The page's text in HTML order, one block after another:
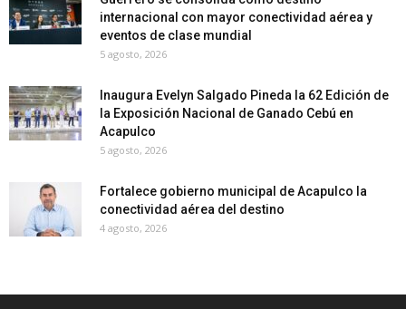
internacional con mayor conectividad aérea y
eventos de clase mundial
5 agosto, 2026
Inaugura Evelyn Salgado Pineda la 62 Edición de
la Exposición Nacional de Ganado Cebú en
Acapulco
5 agosto, 2026
Fortalece gobierno municipal de Acapulco la
conectividad aérea del destino
4 agosto, 2026